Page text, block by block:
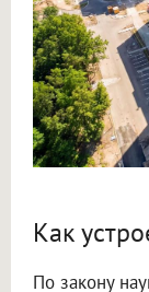
Как
По закону